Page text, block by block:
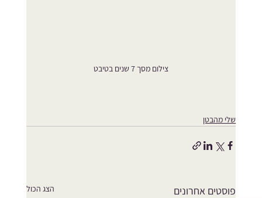
צילום מסך 7 שנים בטיבט
שלי מהבטן
פוסטים אחרונים הצג הכול